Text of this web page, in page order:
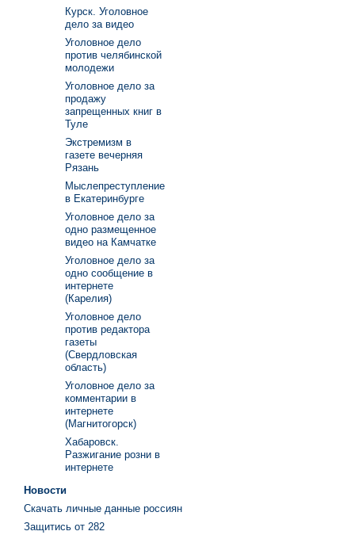
Курск. Уголовное
дело за видео
Уголовное дело
против челябинской
молодежи
Уголовное дело за
продажу
запрещенных книг в
Туле
Экстремизм в
газете вечерняя
Рязань
Мыслепреступление
в Екатеринбурге
Уголовное дело за
одно размещенное
видео на Камчатке
Уголовное дело за
одно сообщение в
интернете
(Карелия)
Уголовное дело
против редактора
газеты
(Свердловская
область)
Уголовное дело за
комментарии в
интернете
(Магнитогорск)
Хабаровск.
Разжигание розни в
интернете
Новости
Скачать личные данные россиян
Защитись от 282